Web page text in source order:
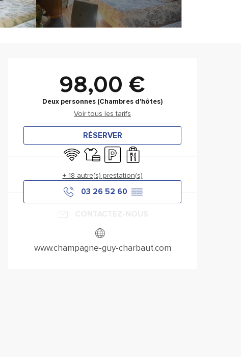
98,00 €
Deux personnes (Chambres d'hôtes)
Voir tous les tarifs
RÉSERVER
WiFi Draps et linge
ParkingVente à emporter
+ 18 autre(s) prestation(s)
03 26 52 60 ▒▒
www.champagne-guy-charbaut.com